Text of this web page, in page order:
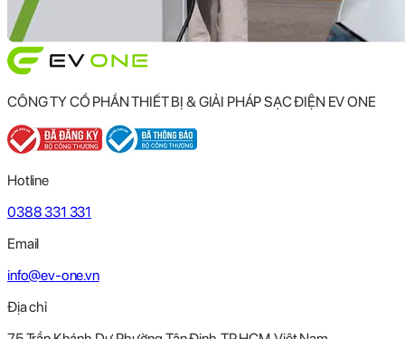
CÔNG TY CỔ PHẦN THIẾT BỊ & GIẢI PHÁP SẠC ĐIỆN EV ONE
Hotline
0388 331 331
Email
info@ev-one.vn
Địa chỉ